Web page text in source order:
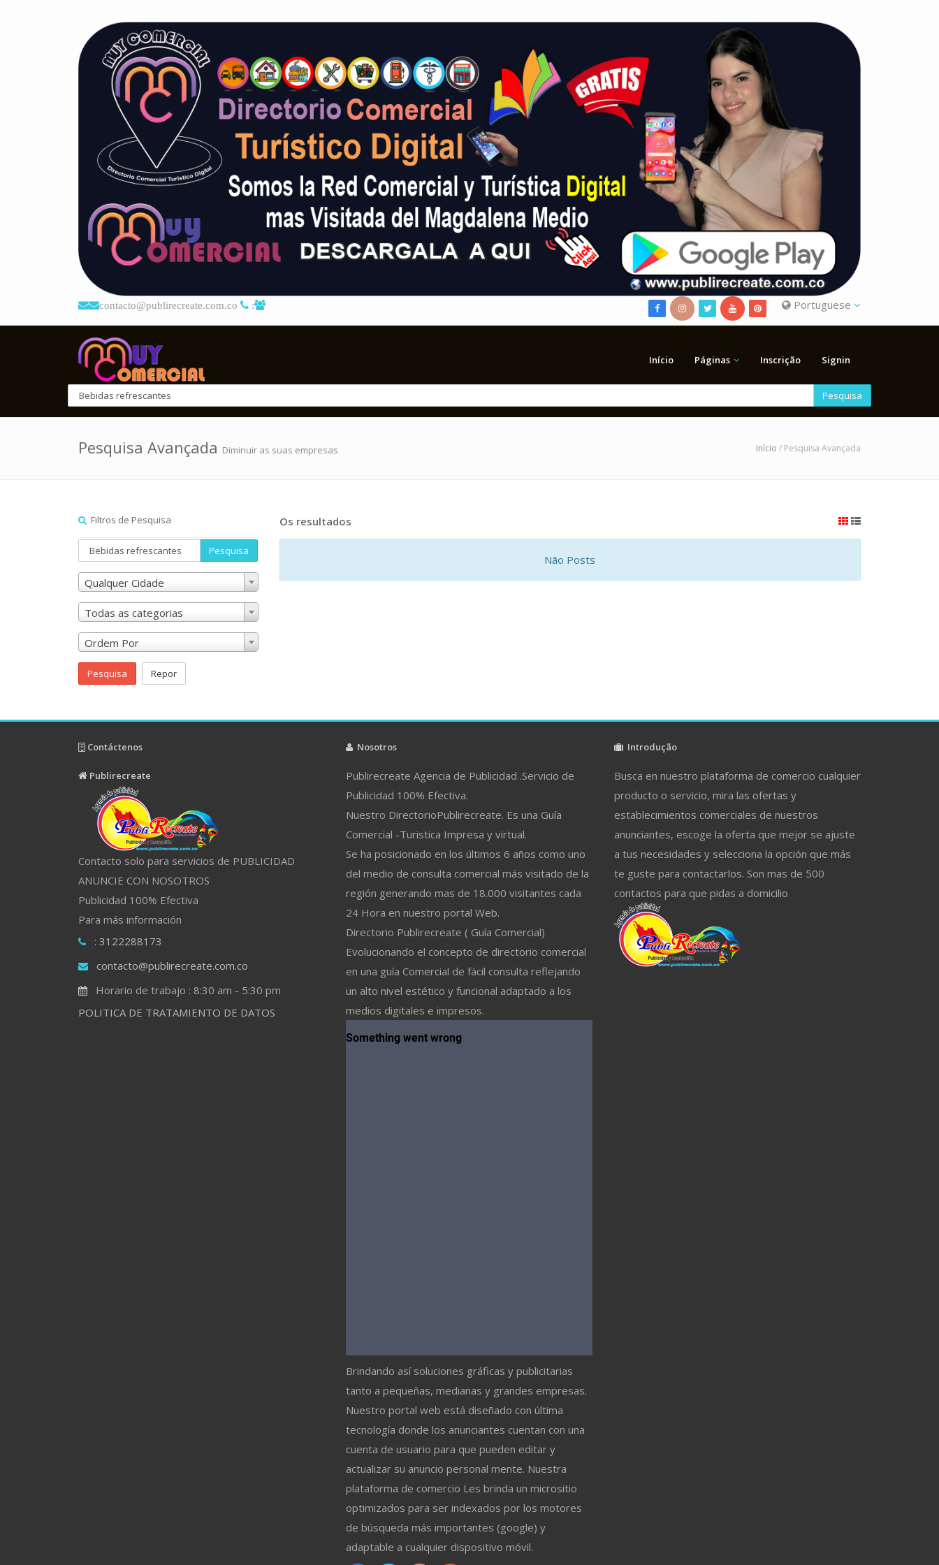
contacto@publirecreate.com.co : Portuguese
Início Páginas Inscrição Signin
Pesquisa
Pesquisa Avançada Diminuir as suas empresas Início / Pesquisa Avançada
Filtros de Pesquisa
Pesquisa
Qualquer Cidade
Todas as categorias
Ordem Por
Pesquisa Repor
Os resultados
Não Posts
Contáctenos
Publirecreate
Contacto solo para servicios de PUBLICIDAD
ANUNCIE CON NOSOTROS
Publicidad 100% Efectiva
Para más información
: 3122288173
contacto@publirecreate.com.co
Horario de trabajo : 8:30 am - 5:30 pm
POLITICA DE TRATAMIENTO DE DATOS
Nosotros
Publirecreate Agencia de Publicidad .Servicio de
Publicidad 100% Efectiva.
Nuestro DirectorioPublirecreate. Es una Guía
Comercial -Turistica Impresa y virtual.
Se ha posicionado en los últimos 6 años como uno
del medio de consulta comercial más visitado de la
región generando mas de 18.000 visitantes cada
24 Hora en nuestro portal Web.
Directorio Publirecreate ( Guía Comercial)
Evolucionando el concepto de directorio comercial
en una guía Comercial de fácil consulta reflejando
un alto nivel estético y funcional adaptado a los
medios digitales e impresos.
Brindando así soluciones gráficas y publicitarias
tanto a pequeñas, medianas y grandes empresas.
Nuestro portal web está diseñado con última
tecnología donde los anunciantes cuentan con una
cuenta de usuario para que pueden editar y
actualizar su anuncio personal mente. Nuestra
plataforma de comercio Les brinda un micrositio
optimizados para ser indexados por los motores
de búsqueda más importantes (google) y
adaptable a cualquier dispositivo móvil.
Introdução
Busca en nuestro plataforma de comercio cualquier
producto o servicio, mira las ofertas y
establecimientos comerciales de nuestros
anunciantes, escoge la oferta que mejor se ajuste
a tus necesidades y selecciona la opción que más
te guste para contactarlos. Son mas de 500
contactos para que pidas a domicilio